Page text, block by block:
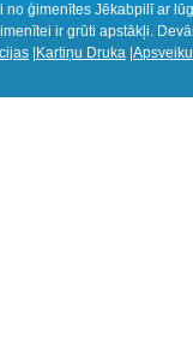
ģimenītes Jēkabpilī ar
ir grūti apstākļi.
Kartiņu Druka